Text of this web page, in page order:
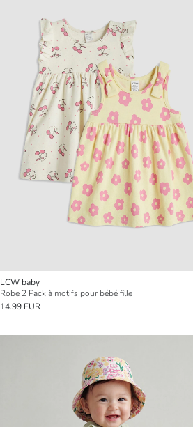
LCW baby
Robe 2 Pack à motifs pour bébé fille
14.99 EUR